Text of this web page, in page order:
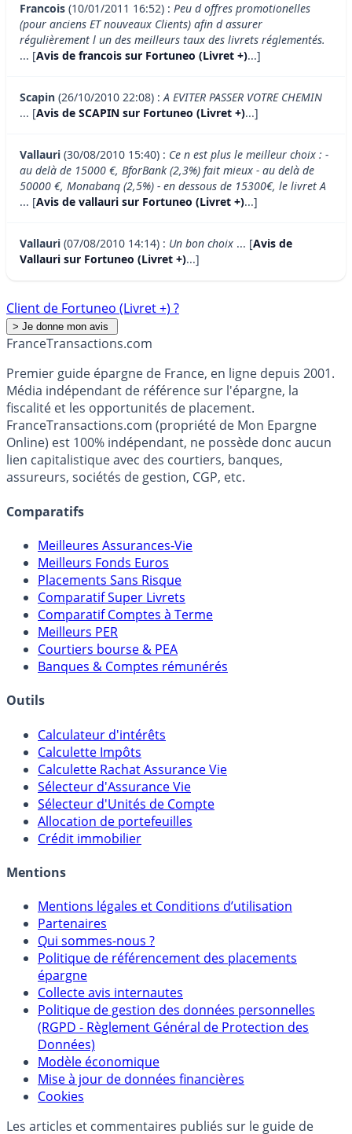
Francois (10/01/2011 16:52) : Peu d offres promotionelles
(pour anciens ET nouveaux Clients) afin d assurer
régulièrement l un des meilleurs taux des livrets réglementés.
... [Avis de francois sur Fortuneo (Livret +)...]
Scapin (26/10/2010 22:08) :A EVITER PASSER VOTRE CHEMIN
... [Avis de SCAPIN sur Fortuneo (Livret +)...]
Vallauri (30/08/2010 15:40) : Ce n est plus le meilleur choix : -
au delà de 15000 €, BforBank (2,3%) fait mieux - au delà de
50000 €, Monabanq (2,5%) - en dessous de 15300€, le livret A
... [Avis de vallauri sur Fortuneo (Livret +)...]
Vallauri (07/08/2010 14:14) : Un bon choix ... [Avis de
Vallauri sur Fortuneo (Livret +)...]
Client de Fortuneo (Livret +) ?
FranceTransactions.com
Premier guide épargne de France, en ligne depuis 2001.
Média indépendant de référence sur l'épargne, la
fiscalité et les opportunités de placement.
FranceTransactions.com (propriété de Mon Epargne
Online) est 100% indépendant, ne possède donc aucun
lien capitalistique avec des courtiers, banques,
assureurs, sociétés de gestion, CGP, etc.
Comparatifs
Meilleures Assurances-Vie
Meilleurs Fonds Euros
Placements Sans Risque
Comparatif Super Livrets
Comparatif Comptes à Terme
Meilleurs PER
Courtiers bourse & PEA
Banques & Comptes rémunérés
Outils
Calculateur d'intérêts
Calculette Impôts
Calculette Rachat Assurance Vie
Sélecteur d'Assurance Vie
Sélecteur d'Unités de Compte
Allocation de portefeuilles
Crédit immobilier
Mentions
Mentions légales et Conditions d’utilisation
Partenaires
Qui sommes-nous ?
Politique de référencement des placements
épargne
Collecte avis internautes
Politique de gestion des données personnelles
(RGPD - Règlement Général de Protection des
Données)
Modèle économique
Mise à jour de données financières
Cookies
Les articles et commentaires publiés sur le guide de